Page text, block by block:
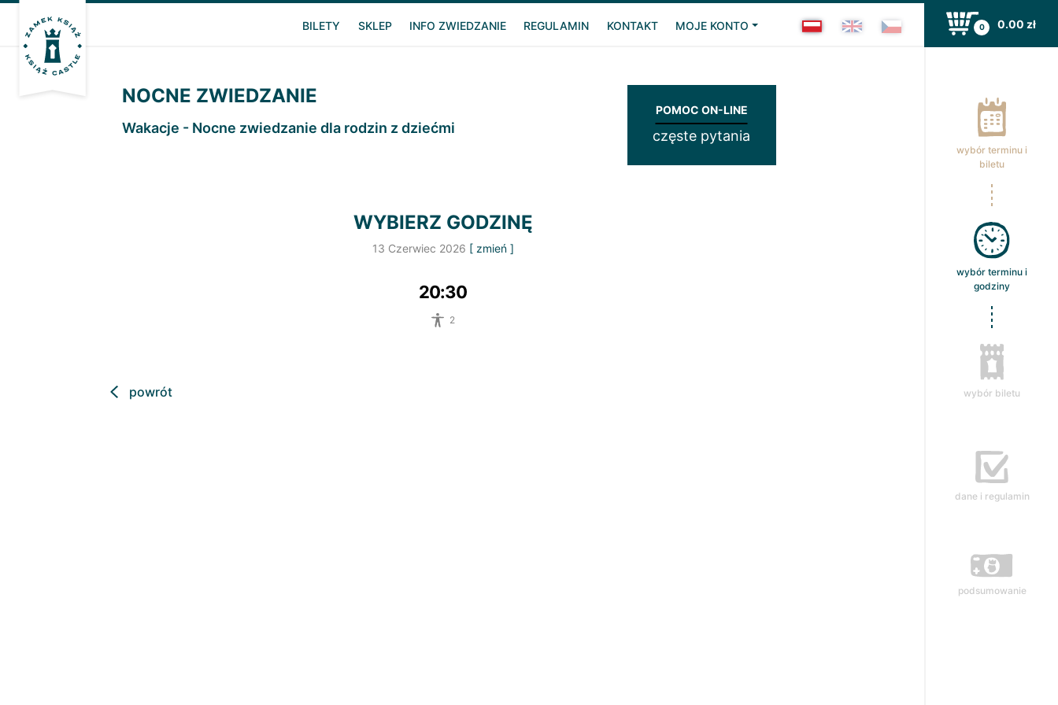
0 0.00 zł
BILETY SKLEP INFO ZWIEDZANIE REGULAMIN KONTAKT MOJE KONTO
NOCNE ZWIEDZANIE
Wakacje - Nocne zwiedzanie dla rodzin z dziećmi
POMOC ON-LINE
częste pytania
WYBIERZ GODZINĘ
13 Czerwiec 2026 [ zmień ]
20:30
2
powrót
wybór terminu i
biletu
wybór terminu i
godziny
wybór biletu
dane i regulamin
podsumowanie